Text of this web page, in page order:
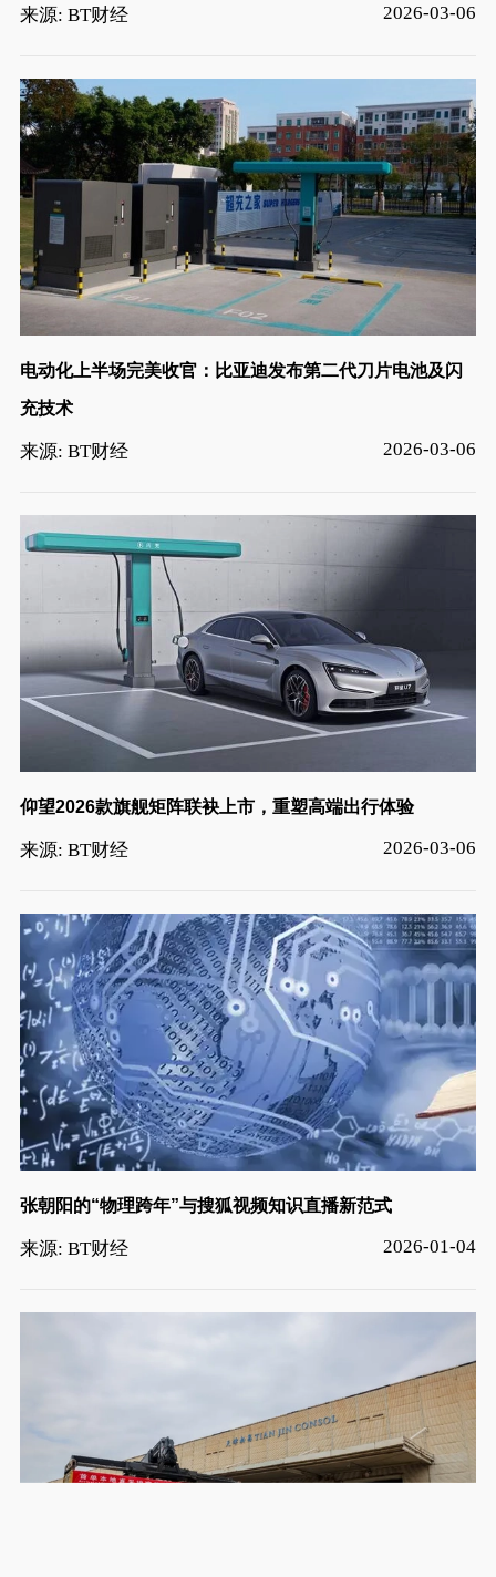
来源: BT财经 2026-03-06
电动化上半场完美收官：比亚迪发布第二代刀片电池及闪
充技术
来源: BT财经 2026-03-06
仰望2026款旗舰矩阵联袂上市，重塑高端出行体验
来源: BT财经 2026-03-06
张朝阳的“物理跨年”与搜狐视频知识直播新范式
来源: BT财经 2026-01-04